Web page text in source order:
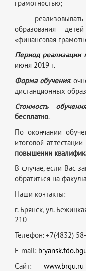
грамотностью;
–
образования
«финансовая
Период реализации
июня 2019 г.
Форма обучения:
дистанционных
Стоимость обучения
бесплатно.
По окончании
итоговой
повышении
В случае, если Вас
обратиться на
Наши контакты:
г. Брянск, ул.
210
Телефон: +7(4832)
E-mail:
Сайт: www.brgu.ru